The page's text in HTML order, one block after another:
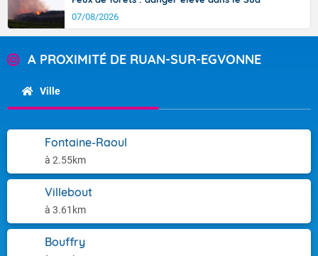
07/08/2026
A PROXIMITÉ DE RUAN-SUR-EGVONNE
Ville
Fontaine-Raoul
à 2.55km
Villebout
à 3.61km
Bouffry